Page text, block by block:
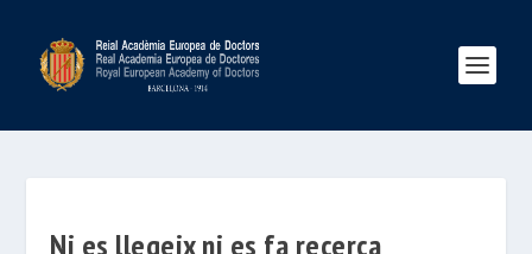
Ni es llegeix ni es fa recerca